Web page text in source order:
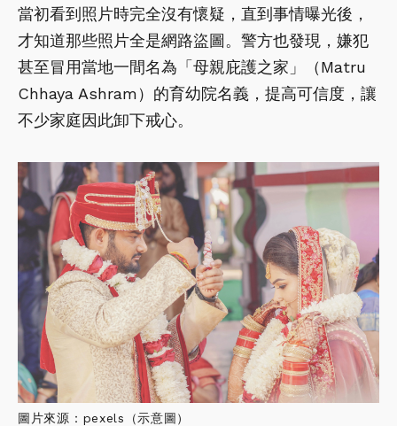
當初看到照片時完全沒有懷疑，直到事情曝光後，
才知道那些照片全是網路盜圖。警方也發現，嫌犯
甚至冒用當地一間名為「母親庇護之家」（Matru
Chhaya Ashram）的育幼院名義，提高可信度，讓
不少家庭因此卸下戒心。
圖片來源：pexels（示意圖）